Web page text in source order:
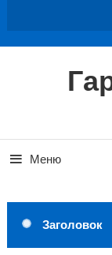
Меню
Заголовок